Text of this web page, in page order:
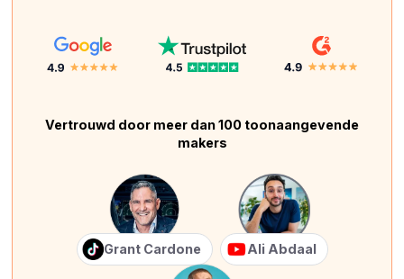
Vertrouwd door meer dan 100 toonaangevende
makers
Grant Cardone Ali Abdaal